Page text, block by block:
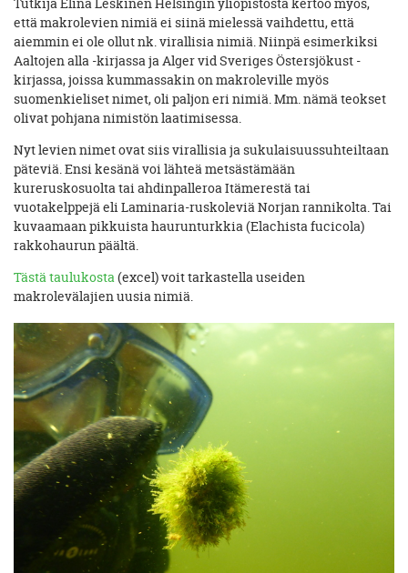
että makrolevien nimiä ei siinä mielessä vaihdettu, että
aiemmin ei ole ollut nk. virallisia nimiä. Niinpä esimerkiksi
Aaltojen alla -kirjassa ja Alger vid Sveriges Östersjökust -
kirjassa, joissa kummassakin on makroleville myös
suomenkieliset nimet, oli paljon eri nimiä. Mm. nämä teokset
olivat pohjana nimistön laatimisessa.
Nyt levien nimet ovat siis virallisia ja sukulaisuussuhteiltaan
päteviä. Ensi kesänä voi lähteä metsästämään
kureruskosuolta tai ahdinpalleroa Itämerestä tai
vuotakelppejä eli Laminaria-ruskoleviä Norjan rannikolta. Tai
kuvaamaan pikkuista haurunturkkia (Elachista fucicola)
rakkohaurun päältä.
Tästä taulukosta(excel) voit tarkastella useiden
makrolevälajien uusia nimiä.